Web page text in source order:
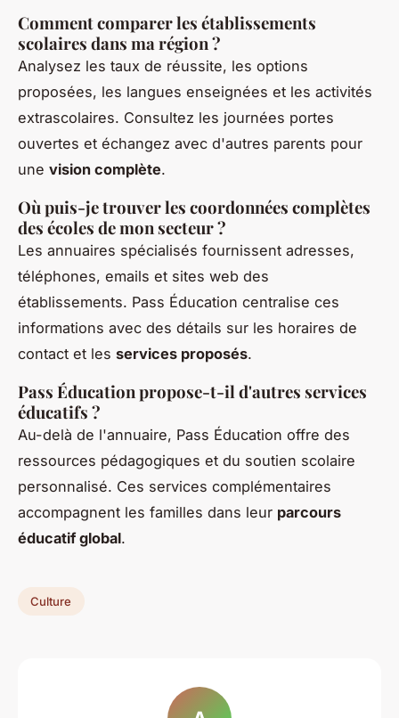
Comment comparer les établissements
scolaires dans ma région ?
Analysez les taux de réussite, les options
proposées, les langues enseignées et les activités
extrascolaires. Consultez les journées portes
ouvertes et échangez avec d'autres parents pour
une vision complète.
Où puis-je trouver les coordonnées complètes
des écoles de mon secteur ?
Les annuaires spécialisés fournissent adresses,
téléphones, emails et sites web des
établissements. Pass Éducation centralise ces
informations avec des détails sur les horaires de
contact et les services proposés.
Pass Éducation propose-t-il d'autres services
éducatifs ?
Au-delà de l'annuaire, Pass Éducation offre des
ressources pédagogiques et du soutien scolaire
personnalisé. Ces services complémentaires
accompagnent les familles dans leur parcours
éducatif global.
Culture